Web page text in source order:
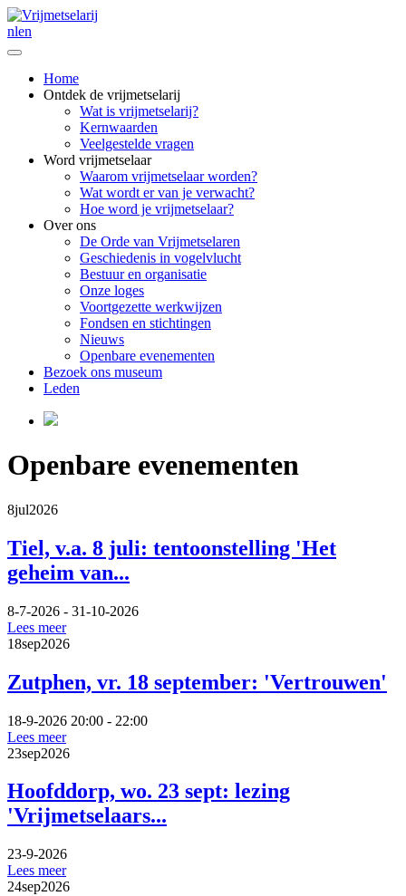
nlen
Home
Ontdek de vrijmetselarij
Wat is vrijmetselarij?
Kernwaarden
Veelgestelde vragen
Word vrijmetselaar
Waarom vrijmetselaar worden?
Wat wordt er van je verwacht?
Hoe word je vrijmetselaar?
Over ons
De Orde van Vrijmetselaren
Geschiedenis in vogelvlucht
Bestuur en organisatie
Onze loges
Voortgezette werkwijzen
Fondsen en stichtingen
Nieuws
Openbare evenementen
Bezoek ons museum
Leden
Openbare evenementen
8jul2026
Tiel, v.a. 8 juli: tentoonstelling 'Het
geheim van...
8-7-2026 - 31-10-2026
Lees meer
18sep2026
Zutphen, vr. 18 september: 'Vertrouwen'
18-9-2026 20:00 - 22:00
Lees meer
23sep2026
Hoofddorp, wo. 23 sept: lezing
'Vrijmetselaars...
23-9-2026
Lees meer
24sep2026